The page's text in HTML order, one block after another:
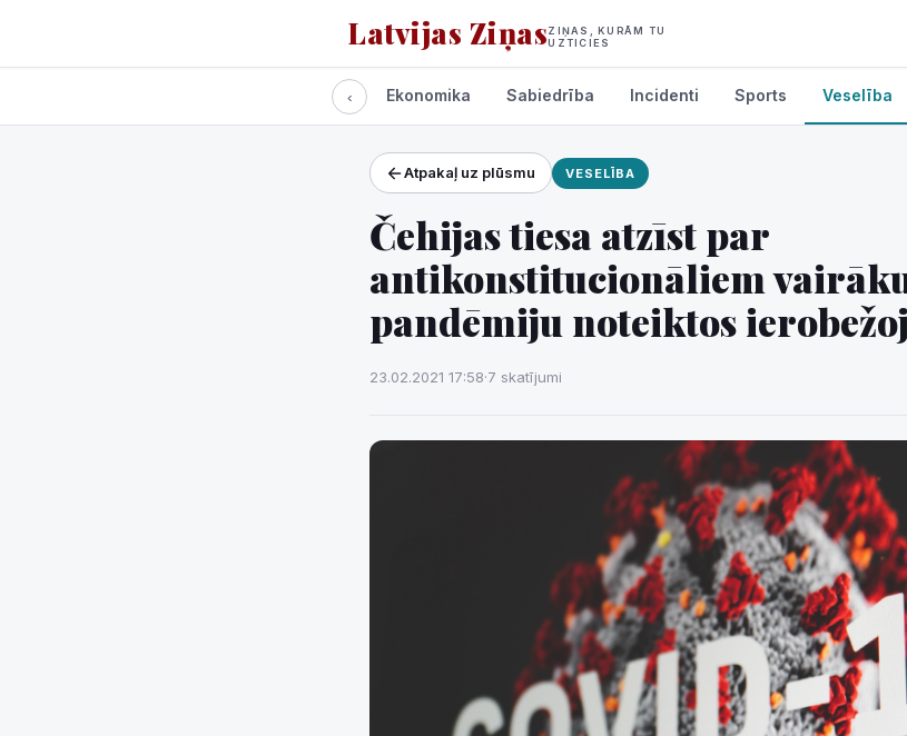
Latvijas ZiņasZIŅAS, KURĀM TU
UZTICIES
Projekti un pakalpojumi
Laikapstākļi
‹
Politika Ekonomika Sabiedrība Incidenti Sports Veselība
Atpakaļ uz plūsmu VESELĪBA
Čehijas tiesa atzīst par
antikonstitucionāliem
pandēmiju noteiktos
23.02.2021 17:58·7 skatījumi